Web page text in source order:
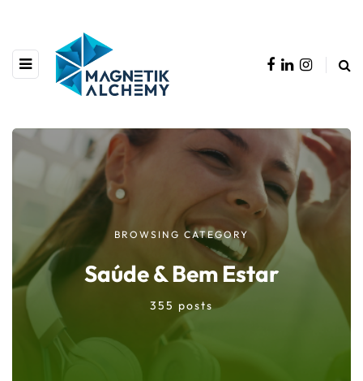
BROWSING CATEGORY
Saúde & Bem Estar
355 posts